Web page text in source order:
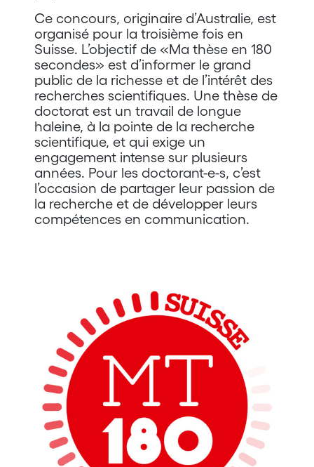
Ce concours, originaire d’Australie, est
organisé pour la troisième fois en
Suisse. L’objectif de «Ma thèse en 180
secondes» est d’informer le grand
public de la richesse et de l’intérêt des
recherches scientifiques. Une thèse de
doctorat est un travail de longue
haleine, à la pointe de la recherche
scientifique, et qui exige un
engagement intense sur plusieurs
années. Pour les doctorant-e-s, c’est
l’occasion de partager leur passion de
la recherche et de développer leurs
compétences en communication.